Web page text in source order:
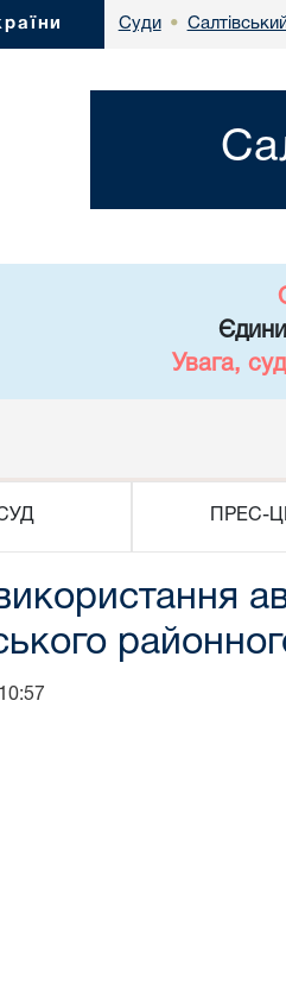
Суди •
Увага,
ПРЕС-